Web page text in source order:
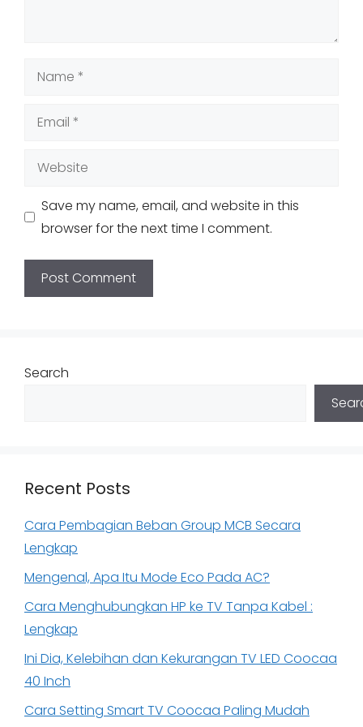
Name
Email
Website
Save my name, email, and website in this
browser for the next time I comment.
Search
Recent Posts
Cara Pembagian Beban Group MCB Secara
Lengkap
Mengenal, Apa Itu Mode Eco Pada AC?
Cara Menghubungkan HP ke TV Tanpa Kabel :
Lengkap
Ini Dia, Kelebihan dan Kekurangan TV LED Coocaa
40 Inch
Cara Setting Smart TV Coocaa Paling Mudah